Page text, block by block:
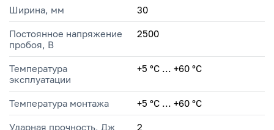
Ширина, мм 30
Постоянное напряжение
пробоя, В
2500
Температура
эксплуатации
+5 °C ... +60 °C
Температура монтажа +5 °С ... +60 °С
Ударная прочность, Дж 2